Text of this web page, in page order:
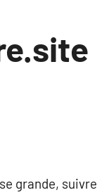
grande, suivre